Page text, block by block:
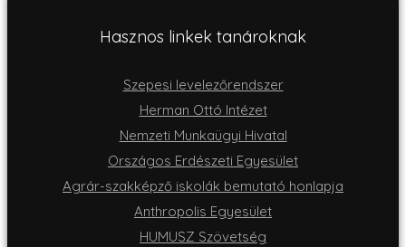
Hasznos linkek tanároknak
Szepesi levelezőrendszer
Herman Ottó Intézet
Nemzeti Munkaügyi Hivatal
Országos Erdészeti Egyesület
Agrár-szakképző iskolák bemutató honlapja
Anthropolis Egyesület
HUMUSZ Szövetség